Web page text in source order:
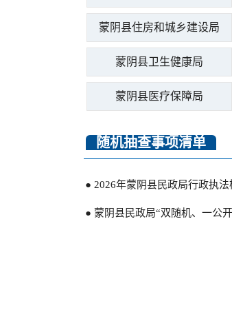
蒙阴县住房和城乡建设局
蒙阴县卫生健康局
蒙阴县医疗保障局
随机抽查事项清单
● 2026年蒙阴县民政局行政执法
● 蒙阴县民政局“双随机、一公